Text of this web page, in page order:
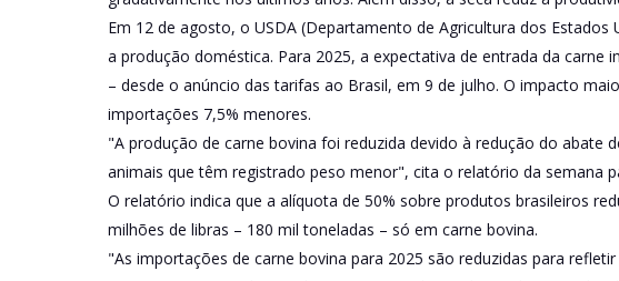
Em 12 de agosto, o USDA (Departamento de Agricultura dos
a produção doméstica. Para 2025, a expectativa de entrada da carne
– desde o anúncio das tarifas ao Brasil, em 9 de julho. O impacto
importações 7,5% menores.
"A produção de carne bovina foi reduzida devido à redução do abate
animais que têm registrado peso menor", cita o relatório da semana
O relatório indica que a alíquota de 50% sobre produtos brasileiros
milhões de libras – 180 mil toneladas – só em carne bovina.
"As importações de carne bovina para 2025 são reduzidas para